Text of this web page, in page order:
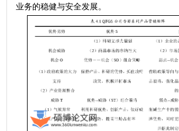
业务的稳健与安全发展。